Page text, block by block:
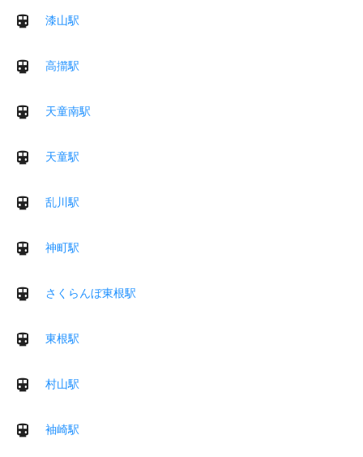
漆山駅
高擶駅
天童南駅
天童駅
乱川駅
神町駅
さくらんぼ東根駅
東根駅
村山駅
袖崎駅